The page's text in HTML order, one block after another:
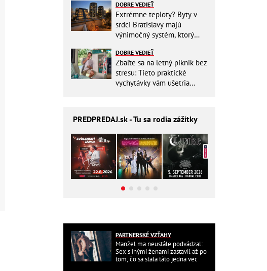
DOBRE VEDIEŤ
Extrémne teploty? Byty v
srdci Bratislavy majú
výnimočný systém, ktorý
DOBRE VEDIEŤ
Zbaľte sa na letný piknik bez
stresu: Tieto praktické
vychytávky vám ušetria
PREDPREDAJ.sk - Tu sa rodia zážitky
PARTNERSKÉ VZŤAHY
Manžel ma neustále podvádzal:
Sex s inými ženami zastavil až po
tom, čo sa stala táto jedna vec